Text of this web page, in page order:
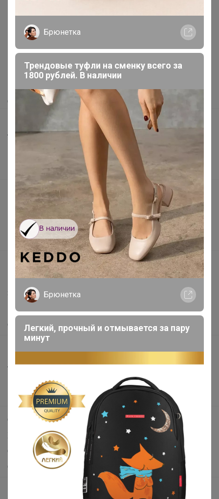
Реклама
Как здесь все устроено?
Как сделать заказ?
Как получить?
Доставка
Торговые марки
Подарочные сертификаты
Реклама на сайте
Поставщикам
Вакансии
support@24-ok.ru
Написать в поддержку
Защита покупателя
Помощь
О нас
Анонсы
Поддержка альпак
Самое выгодное
Хиты продаж
Самое желанное
Самое быстрое
Начать зарабатывать с 24-ok
Брюнетка
Трендовые туфли на сменку всего за
1800 рублей. В наличии
Брюнетка
Легкий, прочный и отмывается за пару
минут